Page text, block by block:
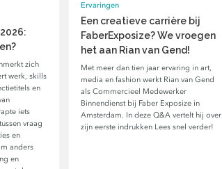
zich
werk, skills
en
iets
vraag
en
anders
en
Ervaringen
Een creatieve carrière bij
FaberExposize? We vroegen
het aan Rian van Gend!
Met meer dan tien jaar ervaring in art,
media en fashion werkt Rian van Gend
als Commercieel Medewerker
Binnendienst bij Faber Exposize in
Amsterdam. In deze Q&A vertelt hij over
zijn eerste indrukken Lees snel verder!